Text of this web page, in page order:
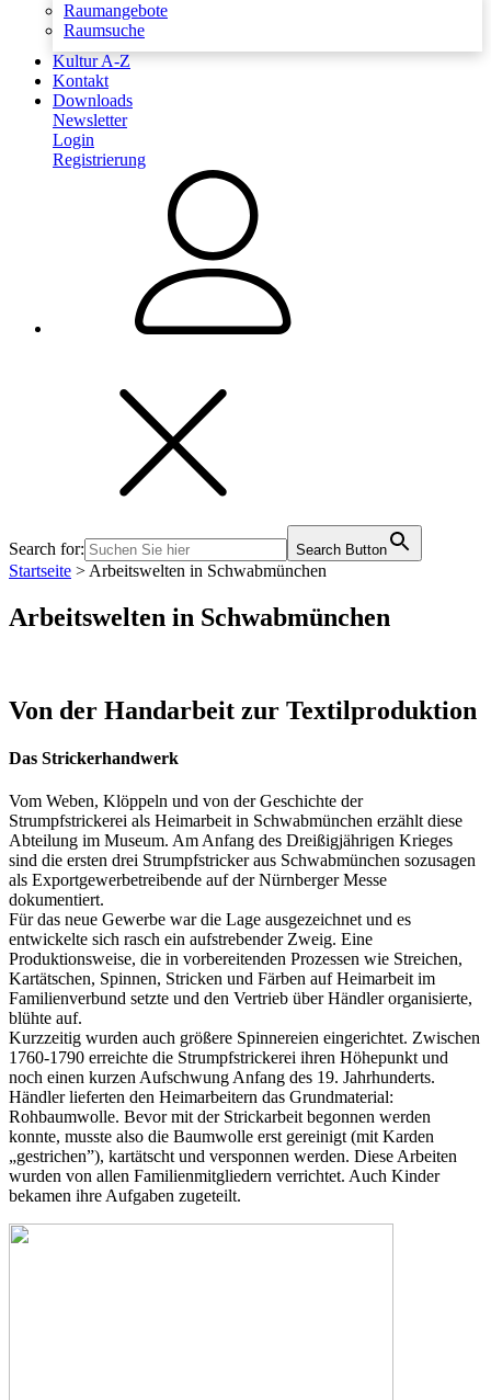
Raumangebote
Raumsuche
Kultur A-Z
Kontakt
Downloads
Newsletter
Login
Registrierung
Search for: Search Button
Startseite > Arbeitswelten in Schwabmünchen
Arbeitswelten in Schwabmünchen
Von der Handarbeit zur Textilproduktion
Das Strickerhandwerk
Vom Weben, Klöppeln und von der Geschichte der
Strumpfstrickerei als Heimarbeit in Schwabmünchen erzählt diese
Abteilung im Museum. Am Anfang des Dreißigjährigen Krieges
sind die ersten drei Strumpfstricker aus Schwabmünchen sozusagen
als Exportgewerbetreibende auf der Nürnberger Messe
dokumentiert.
Für das neue Gewerbe war die Lage ausgezeichnet und es
entwickelte sich rasch ein aufstrebender Zweig. Eine
Produktionsweise, die in vorbereitenden Prozessen wie Streichen,
Kartätschen, Spinnen, Stricken und Färben auf Heimarbeit im
Familienverbund setzte und den Vertrieb über Händler organisierte,
blühte auf.
Kurzzeitig wurden auch größere Spinnereien eingerichtet. Zwischen
1760-1790 erreichte die Strumpfstrickerei ihren Höhepunkt und
noch einen kurzen Aufschwung Anfang des 19. Jahrhunderts.
Händler lieferten den Heimarbeitern das Grundmaterial:
Rohbaumwolle. Bevor mit der Strickarbeit begonnen werden
konnte, musste also die Baumwolle erst gereinigt (mit Karden
„gestrichen”), kartätscht und versponnen werden. Diese Arbeiten
wurden von allen Familienmitgliedern verrichtet. Auch Kinder
bekamen ihre Aufgaben zugeteilt.